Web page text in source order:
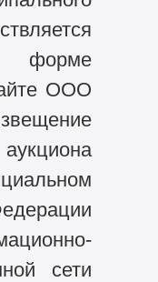
форме
ООО
сети